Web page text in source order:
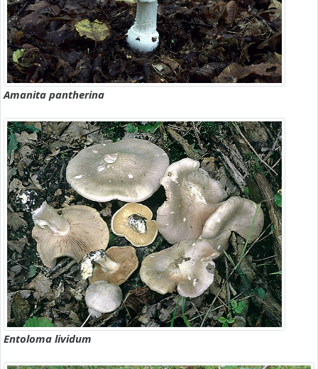
Amanita pantherina
Entoloma lividum